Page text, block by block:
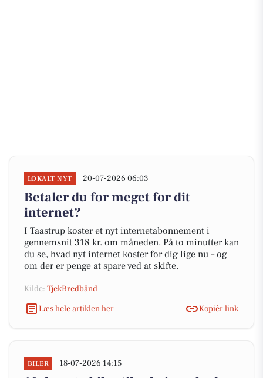
LOKALT NYT 20-07-2026 06:03
Betaler du for meget for dit
internet?
I Taastrup koster et nyt internetabonnement i
gennemsnit 318 kr. om måneden. På to minutter kan
du se, hvad nyt internet koster for dig lige nu – og
om der er penge at spare ved at skifte.
Kilde: TjekBredbånd
Læs hele artiklen her
Kopiér link
BILER 18-07-2026 14:15